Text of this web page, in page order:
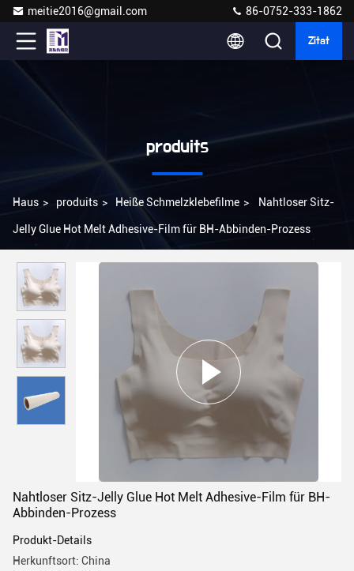
meitie2016@gmail.com 86-0752-333-1862
Zitat
produits
Haus > produits > Heiße Schmelzklebefilme > Nahtloser Sitz-
Jelly Glue Hot Melt Adhesive-Film für BH-Abbinden-Prozess
Nahtloser Sitz-Jelly Glue Hot Melt Adhesive-Film für BH-
Abbinden-Prozess
Produkt-Details
Herkunftsort: China